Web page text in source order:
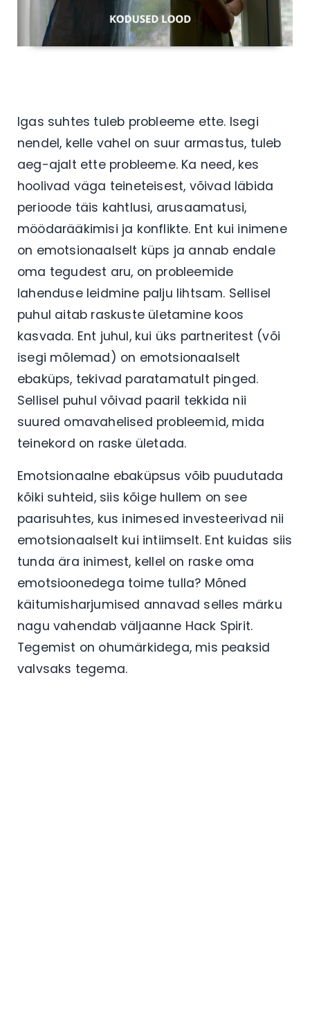
Igas suhtes tuleb probleeme ette. Isegi
nendel, kelle vahel on suur armastus, tuleb
aeg-ajalt ette probleeme. Ka need, kes
hoolivad väga teineteisest, võivad läbida
perioode täis kahtlusi, arusaamatusi,
möödarääkimisi ja konflikte. Ent kui inimene
on emotsionaalselt küps ja annab endale
oma tegudest aru, on probleemide
lahenduse leidmine palju lihtsam. Sellisel
puhul aitab raskuste ületamine koos
kasvada. Ent juhul, kui üks partneritest (või
isegi mõlemad) on emotsionaalselt
ebaküps, tekivad paratamatult pinged.
Sellisel puhul võivad paaril tekkida nii
suured omavahelised probleemid, mida
teinekord on raske ületada.
Emotsionaalne ebaküpsus võib puudutada
kõiki suhteid, siis kõige hullem on see
paarisuhtes, kus inimesed investeerivad nii
emotsionaalselt kui intiimselt. Ent kuidas siis
tunda ära inimest, kellel on raske oma
emotsioonedega toime tulla? Mõned
käitumisharjumised annavad selles märku
nagu vahendab väljaanne Hack Spirit.
Tegemist on ohumärkidega, mis peaksid
valvsaks tegema.